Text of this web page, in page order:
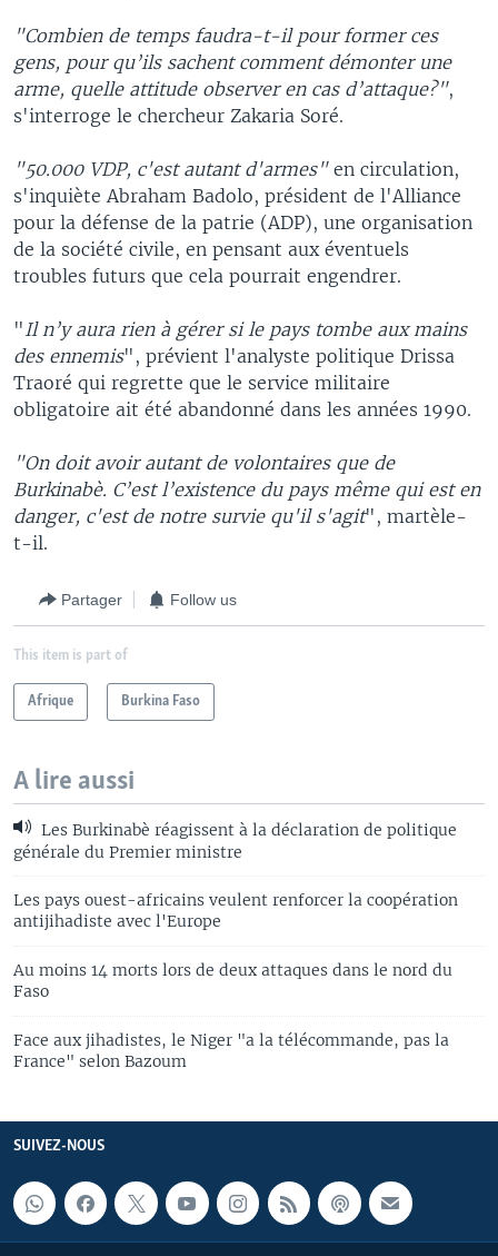
"Combien de temps faudra-t-il pour former ces
gens, pour qu’ils sachent comment démonter une
arme, quelle attitude observer en cas d’attaque?",
s'interroge le chercheur Zakaria Soré.
"50.000 VDP, c'est autant d'armes" en circulation,
s'inquiète Abraham Badolo, président de l'Alliance
pour la défense de la patrie (ADP), une organisation
de la société civile, en pensant aux éventuels
troubles futurs que cela pourrait engendrer.
"Il n’y aura rien à gérer si le pays tombe aux mains
des ennemis", prévient l'analyste politique Drissa
Traoré qui regrette que le service militaire
obligatoire ait été abandonné dans les années 1990.
"On doit avoir autant de volontaires que de
Burkinabè. C’est l’existence du pays même qui est en
danger, c'est de notre survie qu'il s'agit", martèle-
t-il.
Partager Follow us
This item is part of
Afrique Burkina Faso
A lire aussi
Les Burkinabè réagissent à la déclaration de politique
générale du Premier ministre
Les pays ouest-africains veulent renforcer la coopération
antijihadiste avec l'Europe
Au moins 14 morts lors de deux attaques dans le nord du
Faso
Face aux jihadistes, le Niger "a la télécommande, pas la
France" selon Bazoum
SUIVEZ-NOUS